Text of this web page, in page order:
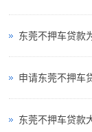
东莞不押车贷款
申请东莞不押车
东莞不押车贷款